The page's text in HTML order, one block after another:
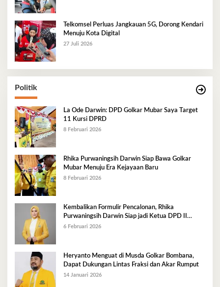
Telkomsel Perluas Jangkauan 5G, Dorong Kendari
Menuju Kota Digital
27 Juli 2026
Politik
La Ode Darwin: DPD Golkar Mubar Saya Target
11 Kursi DPRD
8 Februari 2026
Rhika Purwaningsih Darwin Siap Bawa Golkar
Mubar Menuju Era Kejayaan Baru
8 Februari 2026
Kembalikan Formulir Pencalonan, Rhika
Purwaningsih Darwin Siap jadi Ketua DPD II
Golkar Mubar
6 Februari 2026
Heryanto Menguat di Musda Golkar Bombana,
Dapat Dukungan Lintas Fraksi dan Akar Rumput
14 Januari 2026